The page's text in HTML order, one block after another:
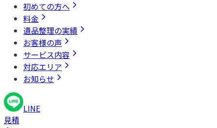
初めての方へ
料金
遺品整理の実績
お客様の声
サービス内容
対応エリア
お知らせ
LINE
見積